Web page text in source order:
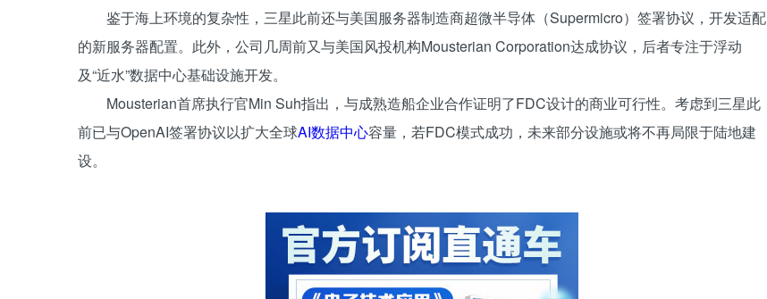
鉴于海上环境的复杂性，三星此前还与美国服务器制造商超微半导体（Supermicro）签署协议，开发适配
的新服务器配置。此外，公司几周前又与美国风投机构Mousterian Corporation达成协议，后者专注于浮动
及“近水”数据中心基础设施开发。
Mousterian首席执行官Min Suh指出，与成熟造船企业合作证明了FDC设计的商业可行性。考虑到三星此
前已与OpenAI签署协议以扩大全球AI数据中心容量，若FDC模式成功，未来部分设施或将不再局限于陆地建
设。